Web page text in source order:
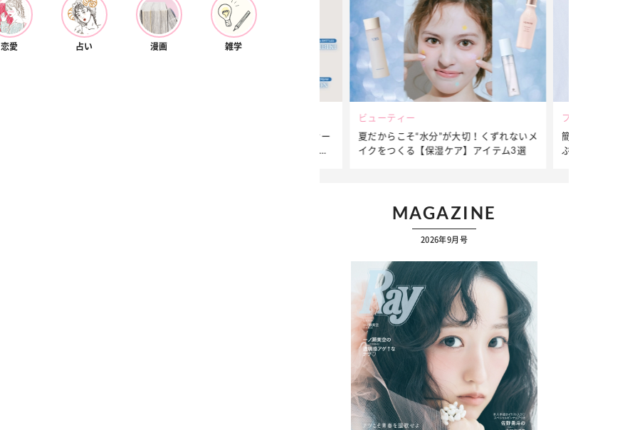
【Dリーグ】Ray世代注目のプロダンサー
集団♡ 各チームを彩る「イケメンダンサ
ビューティー
夏だからこそ“水分”が大切！くずれないメ
イクをつくる【保湿ケア】アイテム3選
ファッション
簡単アレン
ぷりの【そ
MAGAZINE
2026年9月号
恋愛 占い 漫画 雑学